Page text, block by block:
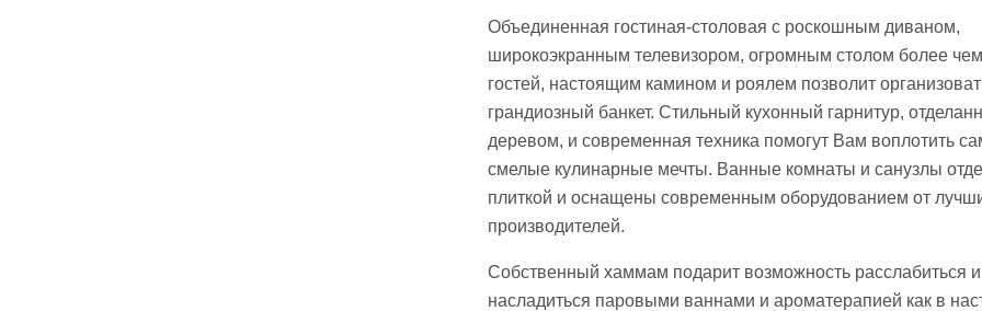
Объединенная гостиная-столовая с роскошным диваном,
широкоэкранным телевизором, огромным столом более
гостей, настоящим камином и роялем позволит
грандиозный банкет. Стильный кухонный гарнитур,
деревом, и современная техника помогут Вам воплотить
смелые кулинарные мечты. Ванные комнаты и санузлы
плиткой и оснащены современным оборудованием от
производителей.
Собственный хаммам подарит возможность расслабиться и
насладиться паровыми ваннами и ароматерапией как в